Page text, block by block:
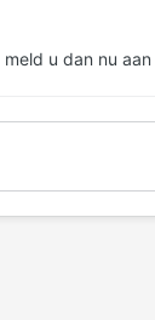
meld u dan nu aan